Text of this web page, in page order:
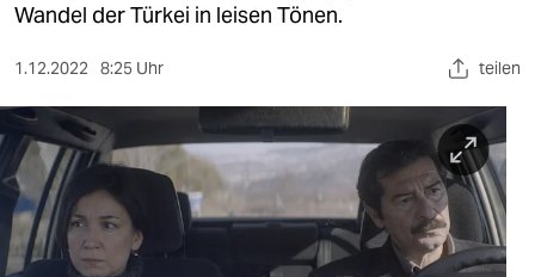
sport
berlin
nord
wahrheit
Wandel der Türkei in leisen Tönen.
1.12.2022 8:25 Uhr teilen